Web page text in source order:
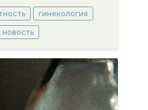
гинекология
новость